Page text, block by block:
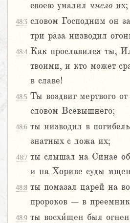
своею умалил число их;
48:3 словом Господним он
три раза низводил
48:4 Как прославился ты,
твоими, и кто может
в славе!
48:5 Ты воздвиг мертвого
словом Всевышнего;
48:6 ты низводил в
знатных с ложа их;
48:7 ты слышал на Синае
и на Хориве суды
48:8 ты помазал царей на
пророков – в
48:9 ты восхи́щен был